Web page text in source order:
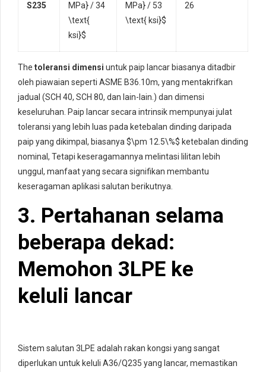
S235
MPa} / 34
\text{
ksi}$
MPa} / 53
\text{ ksi}$
26
The toleransi dimensi untuk paip lancar biasanya ditadbir
oleh piawaian seperti ASME B36.10m, yang mentakrifkan
jadual (SCH 40, SCH 80, dan lain-lain.) dan dimensi
keseluruhan. Paip lancar secara intrinsik mempunyai julat
toleransi yang lebih luas pada ketebalan dinding daripada
paip yang dikimpal, biasanya$\pm 12.5\%$ ketebalan dinding
nominal, Tetapi keseragamannya melintasi lilitan lebih
unggul, manfaat yang secara signifikan membantu
keseragaman aplikasi salutan berikutnya.
3. Pertahanan selama
beberapa dekad:
Memohon 3LPE ke
keluli lancar
Sistem salutan 3LPE adalah rakan kongsi yang sangat
diperlukan untuk keluli A36/Q235 yang lancar, memastikan